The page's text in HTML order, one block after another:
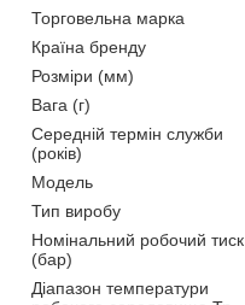
Торговельна марка
Країна бренду
Розміри (мм)
Вага (г)
Середній термін служби
(років)
Мoдель
Тип виробу
Номінальний робочий тиск
(бар)
Діапазон температури